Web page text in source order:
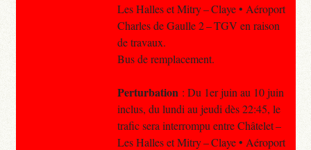
Les Halles et Mitry – Claye • Aéroport
Charles de Gaulle 2 – TGV en raison
de travaux.
Bus de remplacement.
Perturbation : Du 1er juin au 10 juin
inclus, du lundi au jeudi dès 22:45, le
trafic sera interrompu entre Châtelet –
Les Halles et Mitry – Claye • Aéroport